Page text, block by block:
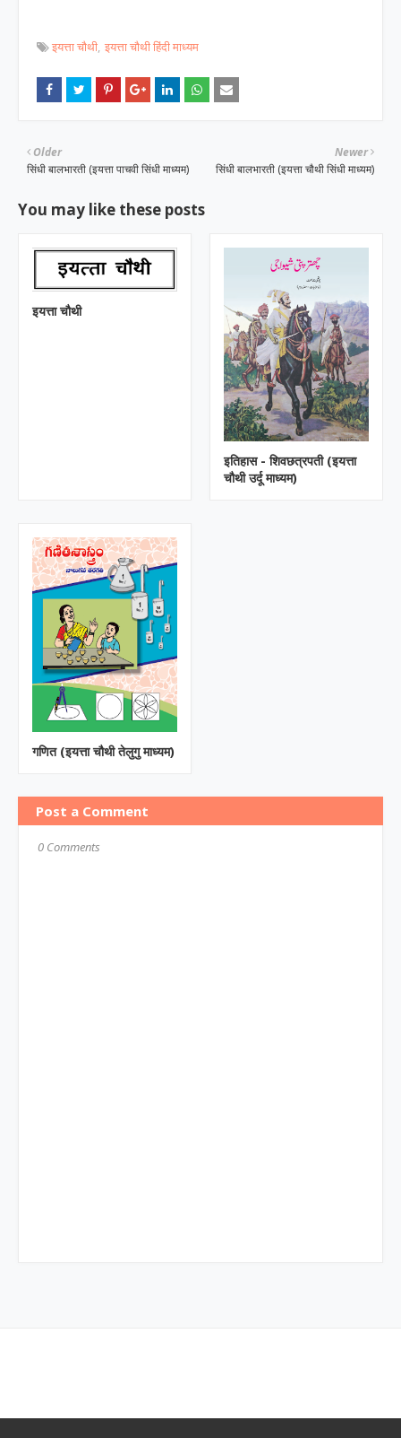
इयत्ता चौथी इयत्ता चौथी हिंदी माध्यम
Newer
सिंधी बालभारती (इयत्ता चौथी सिंधी माध्यम)
Older
सिंधी बालभारती (इयत्ता पाचवी सिंधी माध्यम)
You may like these posts
इयत्ता चौथी
इतिहास - शिवछत्रपती (इयत्ता
चौथी उर्दू माध्यम)
गणित (इयत्ता चौथी तेलुगु माध्यम)
Post a Comment
0 Comments